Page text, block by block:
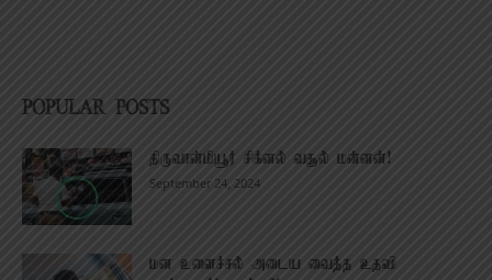
POPULAR POSTS
திருவான்மியூர் சிக்னல் வசூல் மன்னன்!
September 24, 2024
மன உளைச்சல் அடைய வைத்த உதவி